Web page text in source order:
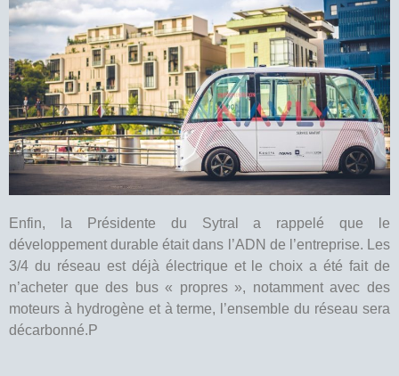
Enfin, la Présidente du Sytral a rappelé que le
développement durable était dans l’ADN de l’entreprise. Les
3/4 du réseau est déjà électrique et le choix a été fait de
n’acheter que des bus « propres », notamment avec des
moteurs à hydrogène et à terme, l’ensemble du réseau sera
décarbonné.P